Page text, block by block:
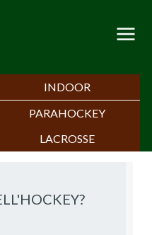
INDOOR
PARAHOCKEY
LACROSSE